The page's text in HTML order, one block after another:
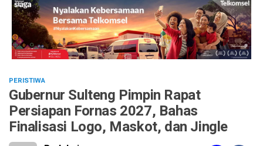
PERISTIWA
Gubernur Sulteng Pimpin Rapat
Persiapan Fornas 2027, Bahas
Finalisasi Logo, Maskot, dan Jingle